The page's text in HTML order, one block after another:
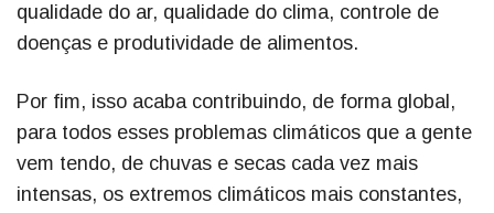
qualidade do ar, qualidade do clima, controle de
doenças e produtividade de alimentos.
Por fim, isso acaba contribuindo, de forma global,
para todos esses problemas climáticos que a gente
vem tendo, de chuvas e secas cada vez mais
intensas, os extremos climáticos mais constantes,